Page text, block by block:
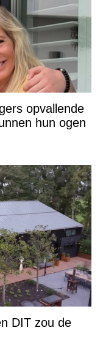
opvallende
hun ogen
DIT zou de